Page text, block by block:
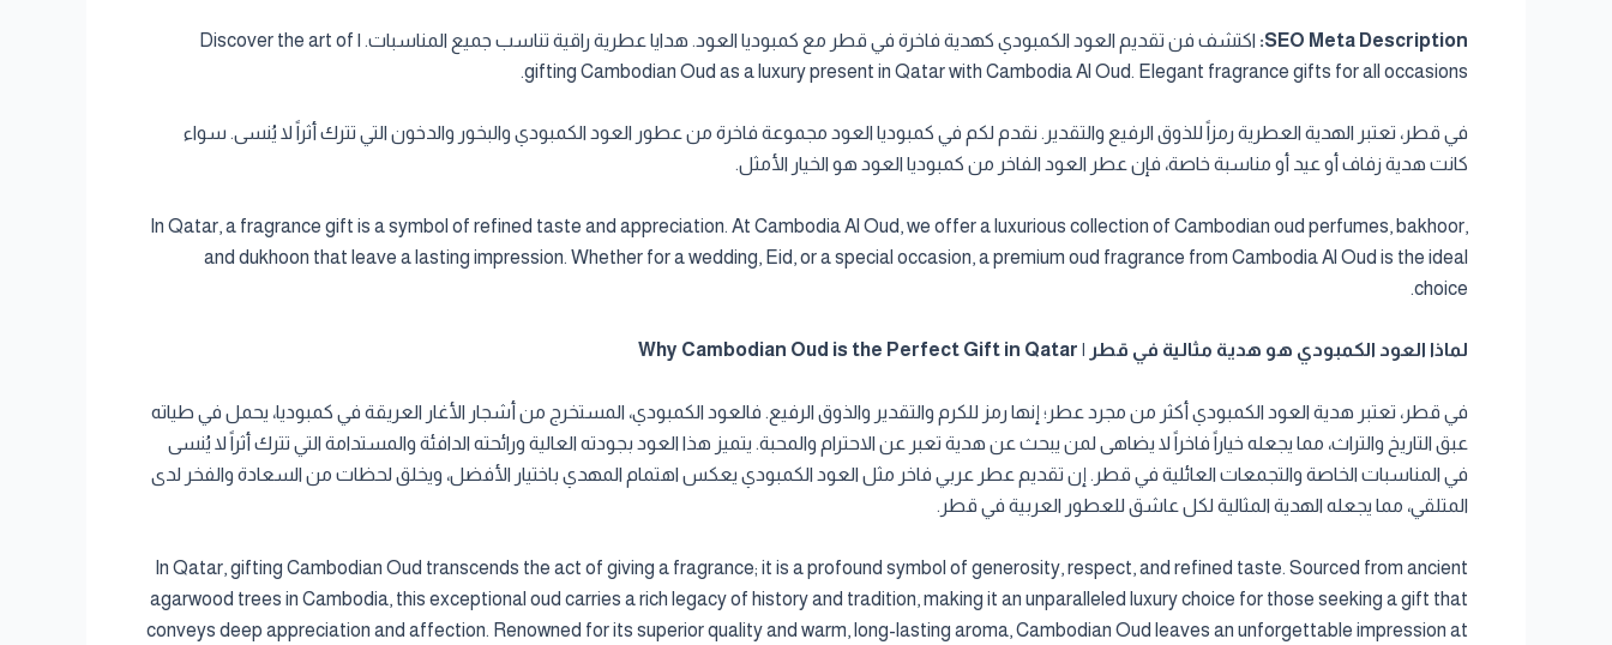
SEO Meta Description:
اكتشف فن تقديم العود الكمبودي كهدية فاخرة في قطر مع كمبوديا العود. هدايا عطرية راقية تناسب جميع المناسبات. | Discover the art of
gifting Cambodian Oud as a luxury present in Qatar with Cambodia Al Oud. Elegant fragrance gifts for all occasions.
في قطر، تعتبر الهدية العطرية رمزاً للذوق الرفيع والتقدير. نقدم لكم في كمبوديا العود مجموعة فاخرة من عطور العود الكمبودي والبخور والدخون التي تترك أثراً لا يُنسى. سواء
كانت هدية زفاف أو عيد أو مناسبة خاصة، فإن عطر العود الفاخر من كمبوديا العود هو الخيار الأمثل.
In Qatar, a fragrance gift is a symbol of refined taste and appreciation. At Cambodia Al Oud, we offer a luxurious collection of Cambodian oud perfumes, bakhoor,
and dukhoon that leave a lasting impression. Whether for a wedding, Eid, or a special occasion, a premium oud fragrance from Cambodia Al Oud is the ideal
choice.
لماذا العود الكمبودي هو هدية مثالية في قطر | Why Cambodian Oud is the Perfect Gift in Qatar
في قطر، تعتبر هدية العود الكمبودي أكثر من مجرد عطر؛ إنها رمز للكرم والتقدير والذوق الرفيع. فالعود الكمبودي، المستخرج من أشجار الأغار العريقة في كمبوديا، يحمل في طياته
عبق التاريخ والتراث، مما يجعله خياراً فاخراً لا يضاهى لمن يبحث عن هدية تعبر عن الاحترام والمحبة. يتميز هذا العود بجودته العالية ورائحته الدافئة والمستدامة التي تترك أثراً لا يُنسى
في المناسبات الخاصة والتجمعات العائلية في قطر. إن تقديم عطر عربي فاخر مثل العود الكمبودي يعكس اهتمام المهدي باختيار الأفضل، ويخلق لحظات من السعادة والفخر لدى
المتلقي، مما يجعله الهدية المثالية لكل عاشق للعطور العربية في قطر.
In Qatar, gifting Cambodian Oud transcends the act of giving a fragrance; it is a profound symbol of generosity, respect, and refined taste. Sourced from ancient
agarwood trees in Cambodia, this exceptional oud carries a rich legacy of history and tradition, making it an unparalleled luxury choice for those seeking a gift that
conveys deep appreciation and affection. Renowned for its superior quality and warm, long-lasting aroma, Cambodian Oud leaves an unforgettable impression at